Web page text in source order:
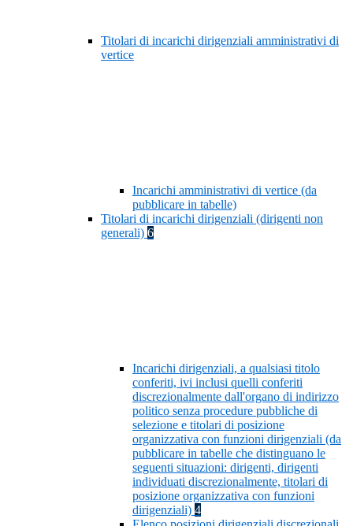
Titolari di incarichi dirigenziali amministrativi di
vertice
Incarichi amministrativi di vertice (da
pubblicare in tabelle)
Titolari di incarichi dirigenziali (dirigenti non
generali) 6
Incarichi dirigenziali, a qualsiasi titolo
conferiti, ivi inclusi quelli conferiti
discrezionalmente dall'organo di indirizzo
politico senza procedure pubbliche di
selezione e titolari di posizione
organizzativa con funzioni dirigenziali (da
pubblicare in tabelle che distinguano le
seguenti situazioni: dirigenti, dirigenti
individuati discrezionalmente, titolari di
posizione organizzativa con funzioni
dirigenziali) 4